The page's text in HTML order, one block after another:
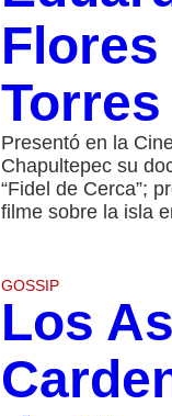
Flores
Torres
Presentó en la
Chapultepec su
“Fidel de Cerca”;
filme sobre la isla
GOSSIP
Los